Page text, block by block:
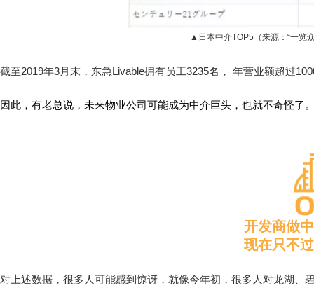
▲日本中介TOP5（来源：“一览
截至2019年3月末，东急Livable拥有员工3235名， 年营业额超过
因此，有老总说，未来物业公司可能成为中介巨头，也就不奇怪了
开发商做
现在只不
对上述数据，很多人可能感到惊讶，就像今年初，很多人对龙湖、